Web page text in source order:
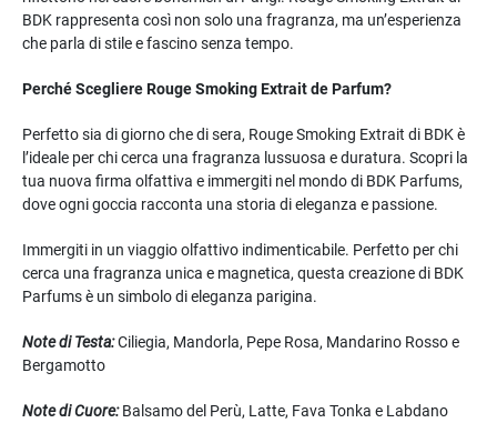
BDK rappresenta così non solo una fragranza, ma un’esperienza
che parla di stile e fascino senza tempo.
Perché Scegliere Rouge Smoking Extrait de Parfum?
Perfetto sia di giorno che di sera, Rouge Smoking Extrait di BDK è
l’ideale per chi cerca una fragranza lussuosa e duratura. Scopri la
tua nuova firma olfattiva e immergiti nel mondo di BDK Parfums,
dove ogni goccia racconta una storia di eleganza e passione.
Immergiti in un viaggio olfattivo indimenticabile. Perfetto per chi
cerca una fragranza unica e magnetica, questa creazione di BDK
Parfums è un simbolo di eleganza parigina.
Note di Testa:Ciliegia, Mandorla, Pepe Rosa, Mandarino Rosso e
Bergamotto
Note di Cuore:Balsamo del Perù, Latte, Fava Tonka e Labdano